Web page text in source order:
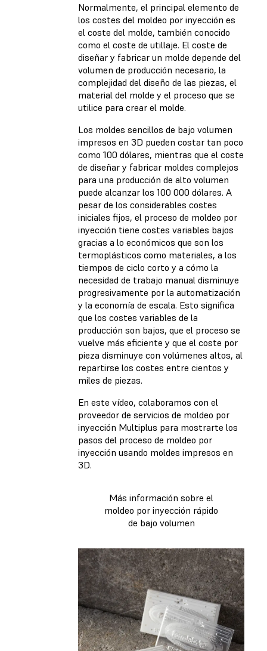
Normalmente, el principal elemento de
los costes del moldeo por inyección es
el coste del molde, también conocido
como el coste de utillaje. El coste de
diseñar y fabricar un molde depende del
volumen de producción necesario, la
complejidad del diseño de las piezas, el
material del molde y el proceso que se
utilice para crear el molde.
Los moldes sencillos de bajo volumen
impresos en 3D pueden costar tan poco
como 100 dólares, mientras que el coste
de diseñar y fabricar moldes complejos
para una producción de alto volumen
puede alcanzar los 100 000 dólares. A
pesar de los considerables costes
iniciales fijos, el proceso de moldeo por
inyección tiene costes variables bajos
gracias a lo económicos que son los
termoplásticos como materiales, a los
tiempos de ciclo corto y a cómo la
necesidad de trabajo manual disminuye
progresivamente por la automatización
y la economía de escala. Esto significa
que los costes variables de la
producción son bajos, que el proceso se
vuelve más eficiente y que el coste por
pieza disminuye con volúmenes altos, al
repartirse los costes entre cientos y
miles de piezas.
En este vídeo, colaboramos con el
proveedor de servicios de moldeo por
inyección Multiplus para mostrarte los
pasos del proceso de moldeo por
inyección usando moldes impresos en
3D.
Más información sobre el
moldeo por inyección rápido
de bajo volumen